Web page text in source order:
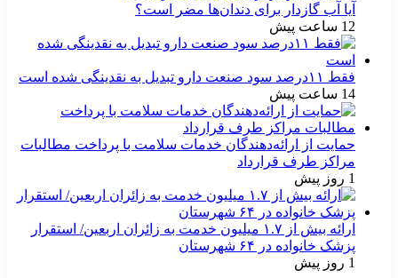
آیا آب گازدار برای دندان‌ها مضر است؟
12 ساعت پیش
فقط ۱۱‌درصد سود صنعت دارو تبدیل به نقدینگی شده است
14 ساعت پیش
حمایت از ارائه‌دهندگان خدمات سلامت با پرداخت مطالبات
مراکز طرف قرارداد
1 روز پیش
ارائه بیش از ۱.۷ میلیون خدمت به زائران اربعین/ استقرار
پزشک خانواده در ۶۴ شهرستان
1 روز پیش